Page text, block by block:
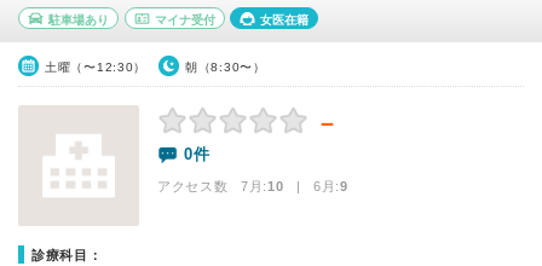
駐車場あり マイナ受付 女医在籍
土曜（〜12:30） 朝（8:30〜）
－
0件
アクセス数 7月:10 | 6月:9
診療科目：